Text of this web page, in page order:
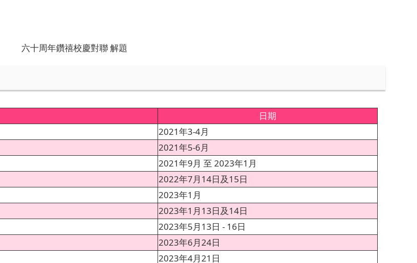
六十周年鑽禧校慶對聯 解題
日期
2021年3-4月
2021年5-6月
2021年9月 至 2023年1月
2022年7月14日及15日
2023年1月
2023年1月13日及14日
2023年5月13日 - 16日
2023年6月24日
2023年4月21日